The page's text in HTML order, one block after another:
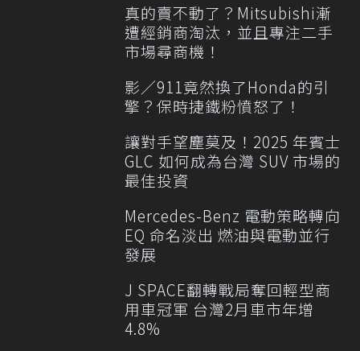
真的賣不動了？Mitsubishi漸
遭經銷商淘汰，並且專注二手
市場尋商機！
影／911竟然換了Honda的引
擎？保時捷鐵粉憤怒了！
讓對手望塵莫及！2025 年賓士
GLC 如何成為台灣 SUV 市場的
最佳投資
Mercedes-Benz 電動策略轉向
EQ 命名淡出 燃油與電動並行
發展
J SPACE翻轉戰局奪回輕型商
用車冠軍 台灣2月車市年增
4.8%